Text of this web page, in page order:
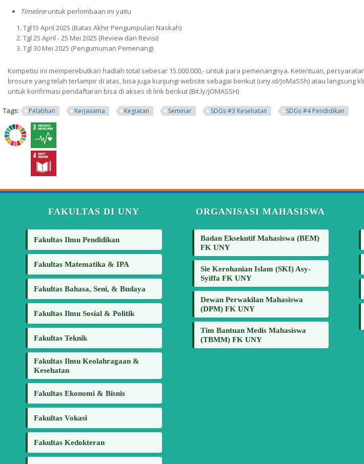
Timelineuntuk perlombaan ini yaitu
Tgl15 April 2025 (Batas Akhir Pengumpulan Naskah)
Tgl 25 April - 25 Mei 2025 (Review dan Revisi)
Tgl 30 Mei 2025 (Pengumuman Pemenang)
Kompetisi ini memperebutkan hadiah total sebesar 15.000.000,- untuk para pemenangnya. Ketentuan,
brosure yang telah terlampir di atas, bisa juga kunjungi website sebagai berikut (uny.id/JoMaSSh) atau langsung
untuk konfirmasi pendaftaran bisa di akses di link berikut (Bit.ly/JOMASSH)
Tags: Pelatihan Kerjasama Kegiatan Seminar SDGs #3 Kesehatan SDGs #4 Pendidikan
FAKULTAS DI UNY
Fakultas Ilmu Pendidikan
Fakultas Matematika & IPA
Fakultas Bahasa, Seni, & Budaya
Fakultas Ilmu Sosial & Politik
Fakultas Teknik
Fakultas Ilmu Keolahragaan &
Kesehatan
Fakultas Ekonomi & Bisnis
Fakultas Vokasi
Fakultas Kedokteran
ORGANISASI MAHASISWA
Badan Eksekutif Mahasiswa (BEM)
FK UNY
Sie Kerohanian Islam (SKI) Asy-
Syiffa FK UNY
Dewan Perwakilan Mahasiswa
(DPM) FK UNY
Tim Bantuan Medis Mahasiswa
(TBMM) FK UNY